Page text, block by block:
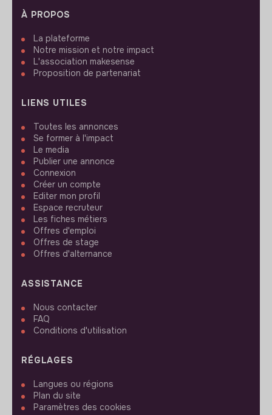
À PROPOS
La plateforme
Notre mission et notre impact
L'association makesense
Proposition de partenariat
LIENS UTILES
Toutes les annonces
Se former à l'impact
Le media
Publier une annonce
Connexion
Créer un compte
Editer mon profil
Espace recruteur
Les fiches métiers
Offres d'emploi
Offres de stage
Offres d'alternance
ASSISTANCE
Nous contacter
FAQ
Conditions d'utilisation
RÉGLAGES
Langues ou régions
Plan du site
Paramètres des cookies